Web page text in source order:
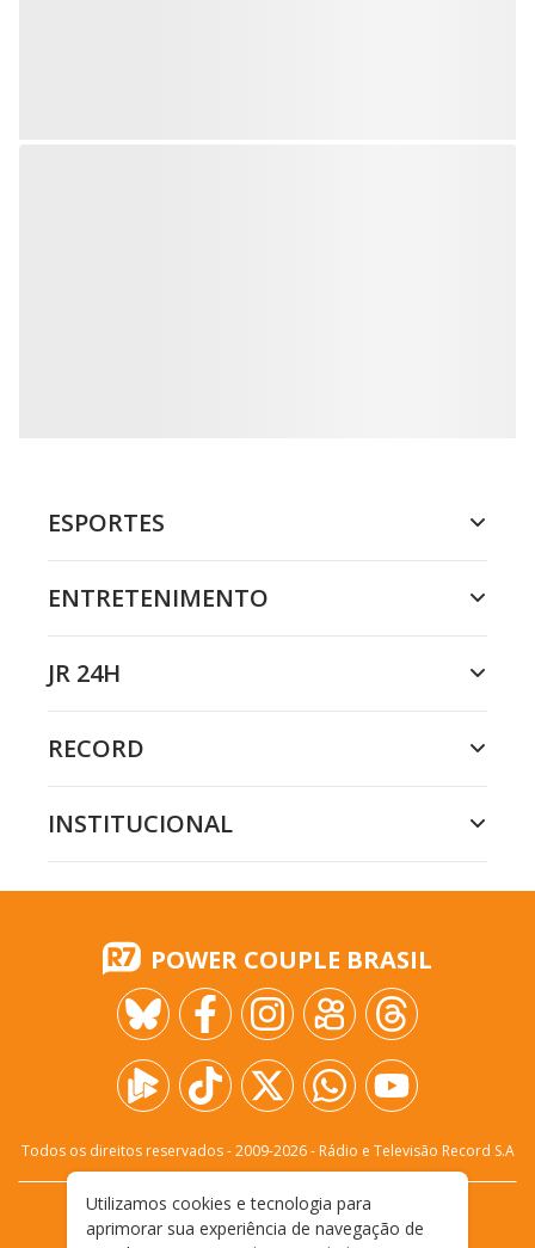
ESPORTES
ENTRETENIMENTO
JR 24H
RECORD
INSTITUCIONAL
POWER COUPLE BRASIL
Todos os direitos reservados - 2009-2026- Rádio e Televisão Record S.A
FALE CONOSCO
PRIVACIDADE
Utilizamos cookies e tecnologia para
aprimorar sua experiência de navegação de